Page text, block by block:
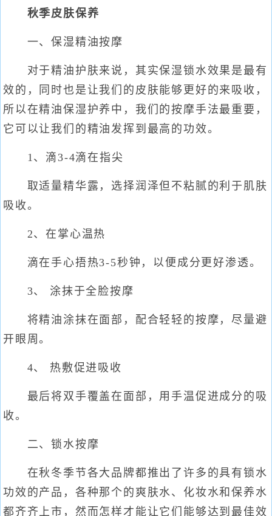
秋季皮肤保养
一、保湿精油按摩
对于精油护肤来说，其实保湿锁水效果是最有
效的，同时也是让我们的皮肤能够更好的来吸收，
所以在精油保湿护养中，我们的按摩手法最重要，
它可以让我们的精油发挥到最高的功效。
1、滴3-4滴在指尖
取适量精华露，选择润泽但不粘腻的利于肌肤
吸收。
2、在掌心温热
滴在手心捂热3-5秒钟，以便成分更好渗透。
3、 涂抹于全脸按摩
将精油涂抹在面部，配合轻轻的按摩，尽量避
开眼周。
4、 热敷促进吸收
最后将双手覆盖在面部，用手温促进成分的吸
收。
二、锁水按摩
在秋冬季节各大品牌都推出了许多的具有锁水
功效的产品，各种那个的爽肤水、化妆水和保养水
都齐齐上市，然而怎样才能让它们能够达到最佳效